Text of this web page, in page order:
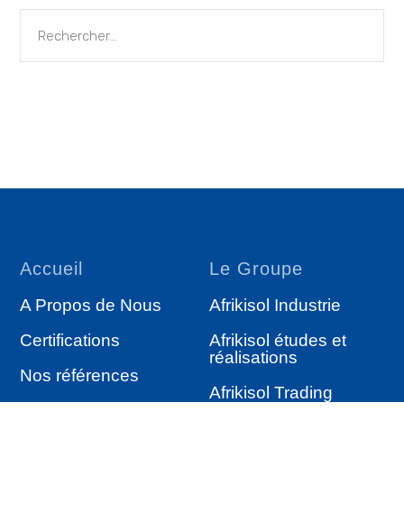
Accueil
A Propos de Nous
Certifications
Nos références
Le Groupe
Afrikisol Industrie
Afrikisol études et
réalisations
Afrikisol Trading